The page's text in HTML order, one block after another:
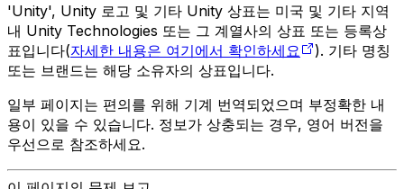
'Unity', Unity 로고 및 기타 Unity 상표는 미국 및 기타 지역
내 Unity Technologies 또는 그 계열사의 상표 또는 등록상
표입니다(자세한 내용은 여기에서 확인하세요
). 기타 명칭
또는 브랜드는 해당 소유자의 상표입니다.
일부 페이지는 편의를 위해 기계 번역되었으며 부정확한 내
용이 있을 수 있습니다. 정보가 상충되는 경우, 영어 버전을
우선으로 참조하세요.